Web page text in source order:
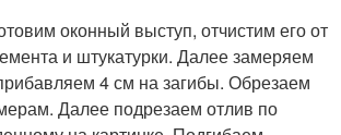
оконный выступ, отчистим его от
и штукатурки. Далее замеряем
4 см на загибы. Обрезаем
Далее подрезаем отлив по